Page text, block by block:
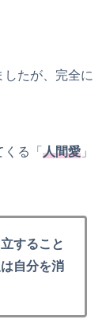
たが、完全に
る「 人間愛 」
すること
自分を消